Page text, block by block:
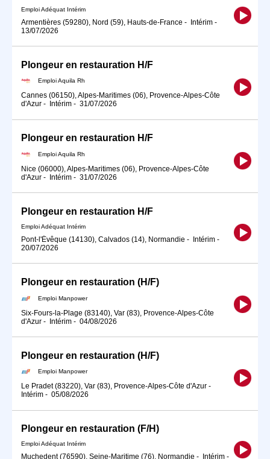
Emploi Adéquat Intérim
Armentières (59280), Nord (59), Hauts-de-France - Intérim -
13/07/2026
Plongeur en restauration H/F
Emploi Aquila Rh
Cannes (06150), Alpes-Maritimes (06), Provence-Alpes-Côte
d'Azur - Intérim - 31/07/2026
Plongeur en restauration H/F
Emploi Aquila Rh
Nice (06000), Alpes-Maritimes (06), Provence-Alpes-Côte
d'Azur - Intérim - 31/07/2026
Plongeur en restauration H/F
Emploi Adéquat Intérim
Pont-l'Évêque (14130), Calvados (14), Normandie - Intérim -
20/07/2026
Plongeur en restauration (H/F)
Emploi Manpower
Six-Fours-la-Plage (83140), Var (83), Provence-Alpes-Côte
d'Azur - Intérim - 04/08/2026
Plongeur en restauration (H/F)
Emploi Manpower
Le Pradet (83220), Var (83), Provence-Alpes-Côte d'Azur -
Intérim - 05/08/2026
Plongeur en restauration (F/H)
Emploi Adéquat Intérim
Muchedent (76590), Seine-Maritime (76), Normandie - Intérim -